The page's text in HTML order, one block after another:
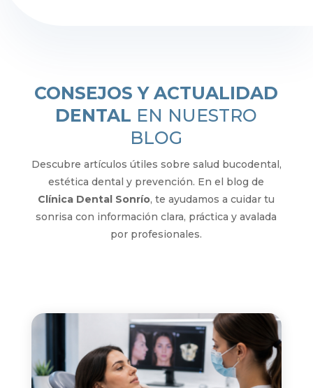
CONSEJOS Y ACTUALIDAD
DENTAL EN NUESTRO
BLOG
Descubre artículos útiles sobre salud bucodental,
estética dental y prevención. En el blog de
Clínica Dental Sonrío, te ayudamos a cuidar tu
sonrisa con información clara, práctica y avalada
por profesionales.